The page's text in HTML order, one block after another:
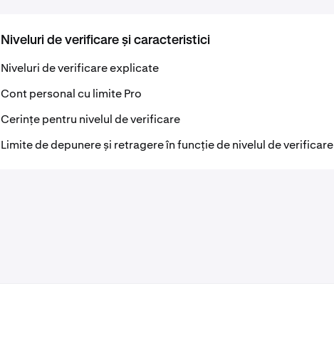
Niveluri de verificare și caracteristici
Niveluri de verificare explicate
Cont personal cu limite Pro
Cerințe pentru nivelul de verificare
Limite de depunere și retragere în funcție de nivelul de verificare